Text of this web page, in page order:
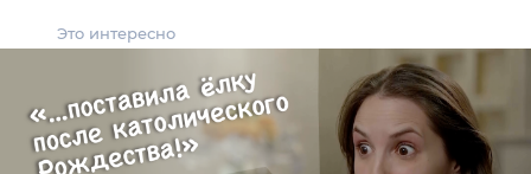
Это интересно